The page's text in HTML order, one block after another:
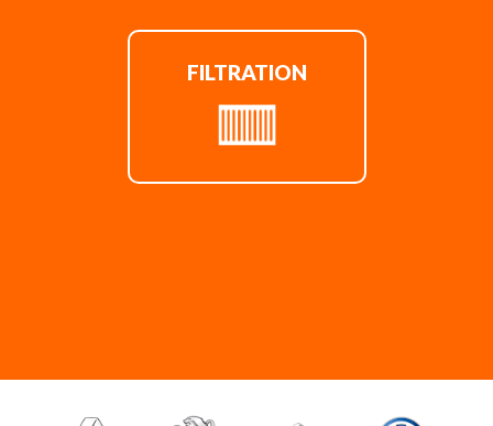
FILTRATION